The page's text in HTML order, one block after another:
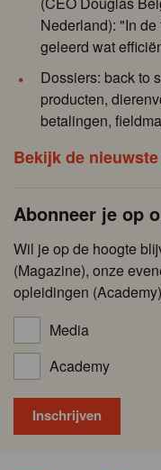
Nederland): "In
geleerd wat
Dossiers: back to
producten,
betalingen,
Bekijk de
Abonneer je op
Wil je op de hoogte
(Magazine), onze
opleidingen
Media
Academy